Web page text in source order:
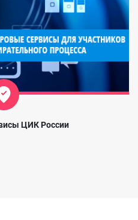
ЦИК России